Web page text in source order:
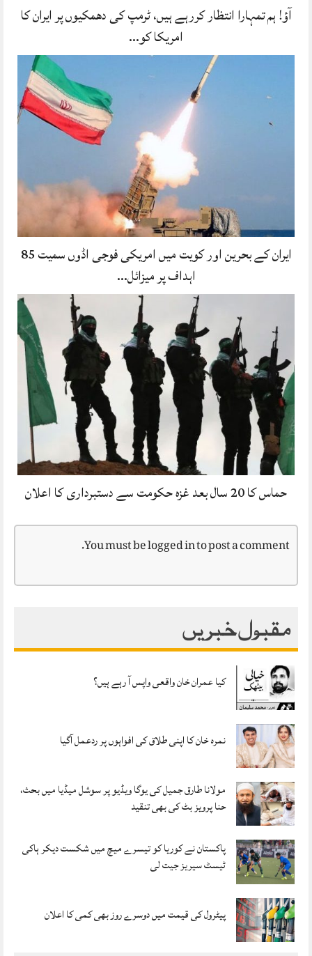
آؤ! ہم تمہارا انتظار کررہے ہیں، ٹرمپ کی دھمکیوں پر ایران کا
امریکا کو…
ایران کے بحرین اور کویت میں امریکی فوجی اڈوں سمیت 85
اہداف پر میزائل…
حماس کا 20 سال بعد غزہ حکومت سے دستبرداری کا اعلان
You must belogged into post a comment.
مقبول خبریں
کیا عمران خان واقعی واپس آ رہے ہیں؟
نمرہ خان کا اپنی طلاق کی افواہوں پر ردعمل آگیا
مولانا طارق جمیل کی یوگا ویڈیو پر سوشل میڈیا میں بحث،
حنا پرویز بٹ کی بھی تنقید
پاکستان نے کوریا کو تیسرے میچ میں شکست دیکر ہاکی
ٹیسٹ سیریز جیت لی
پیٹرول کی قیمت میں دوسرے روز بھی کمی کا اعلان